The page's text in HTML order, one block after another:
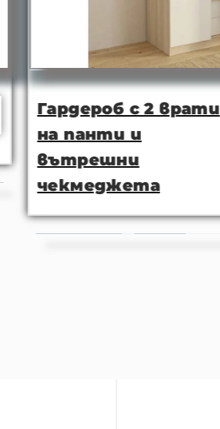
Гардероб с 2 врати
на панти и
вътрешни
чекмеджета